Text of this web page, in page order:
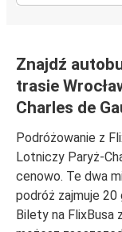
Znajdź
trasie
Charles de
Podróżowanie z
Lotniczy Paryż-
cenowo. Te dwa
podróż zajmuje 20
Bilety na FlixBusa